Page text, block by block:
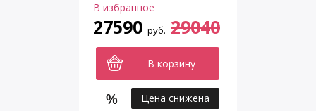
В избранное
27590 руб. 29040
В корзину
Цена снижена